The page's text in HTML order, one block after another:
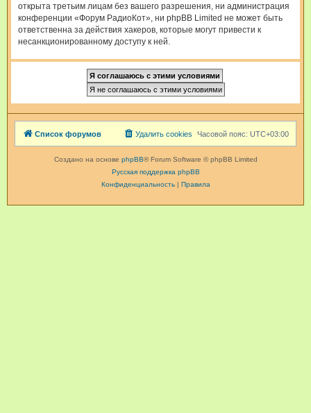
открыта третьим лицам без вашего разрешения, ни администрация
конференции «Форум РадиоКот», ни phpBB Limited не может быть
ответственна за действия хакеров, которые могут привести к
несанкционированному доступу к ней.
Список форумов Часовой пояс: UTC+03:00
Удалить cookies
Создано на основе phpBB® Forum Software © phpBB Limited
Русская поддержка phpBB
Конфиденциальность| Правила